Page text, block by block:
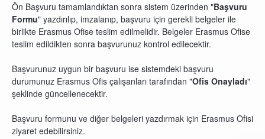
Ön Başvuru tamamlandıktan sonra sistem üzerinden "Başvuru
Formu" yazdırılıp, imzalanıp, başvuru için gerekli belgeler ile
birlikte Erasmus Ofise teslim edilmelidir. Belgeler Erasmus Ofise
teslim edildikten sonra başvurunuz kontrol edilecektir.
Başvurunuz uygun bir başvuru ise sistemdeki başvuru
durumunuz Erasmus Ofis çalışanları tarafından "Ofis Onayladı"
şeklinde güncellenecektir.
Başvuru formunu ve diğer belgeleri yazdırmak için Erasmus Ofisi
ziyaret edebilirsiniz.